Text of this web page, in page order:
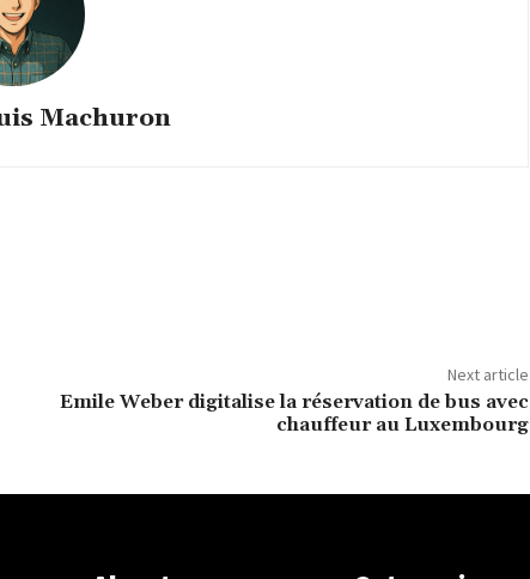
Machuron
Next article
Emile Weber digitalise la réservation de bus avec
chauffeur au Luxembourg